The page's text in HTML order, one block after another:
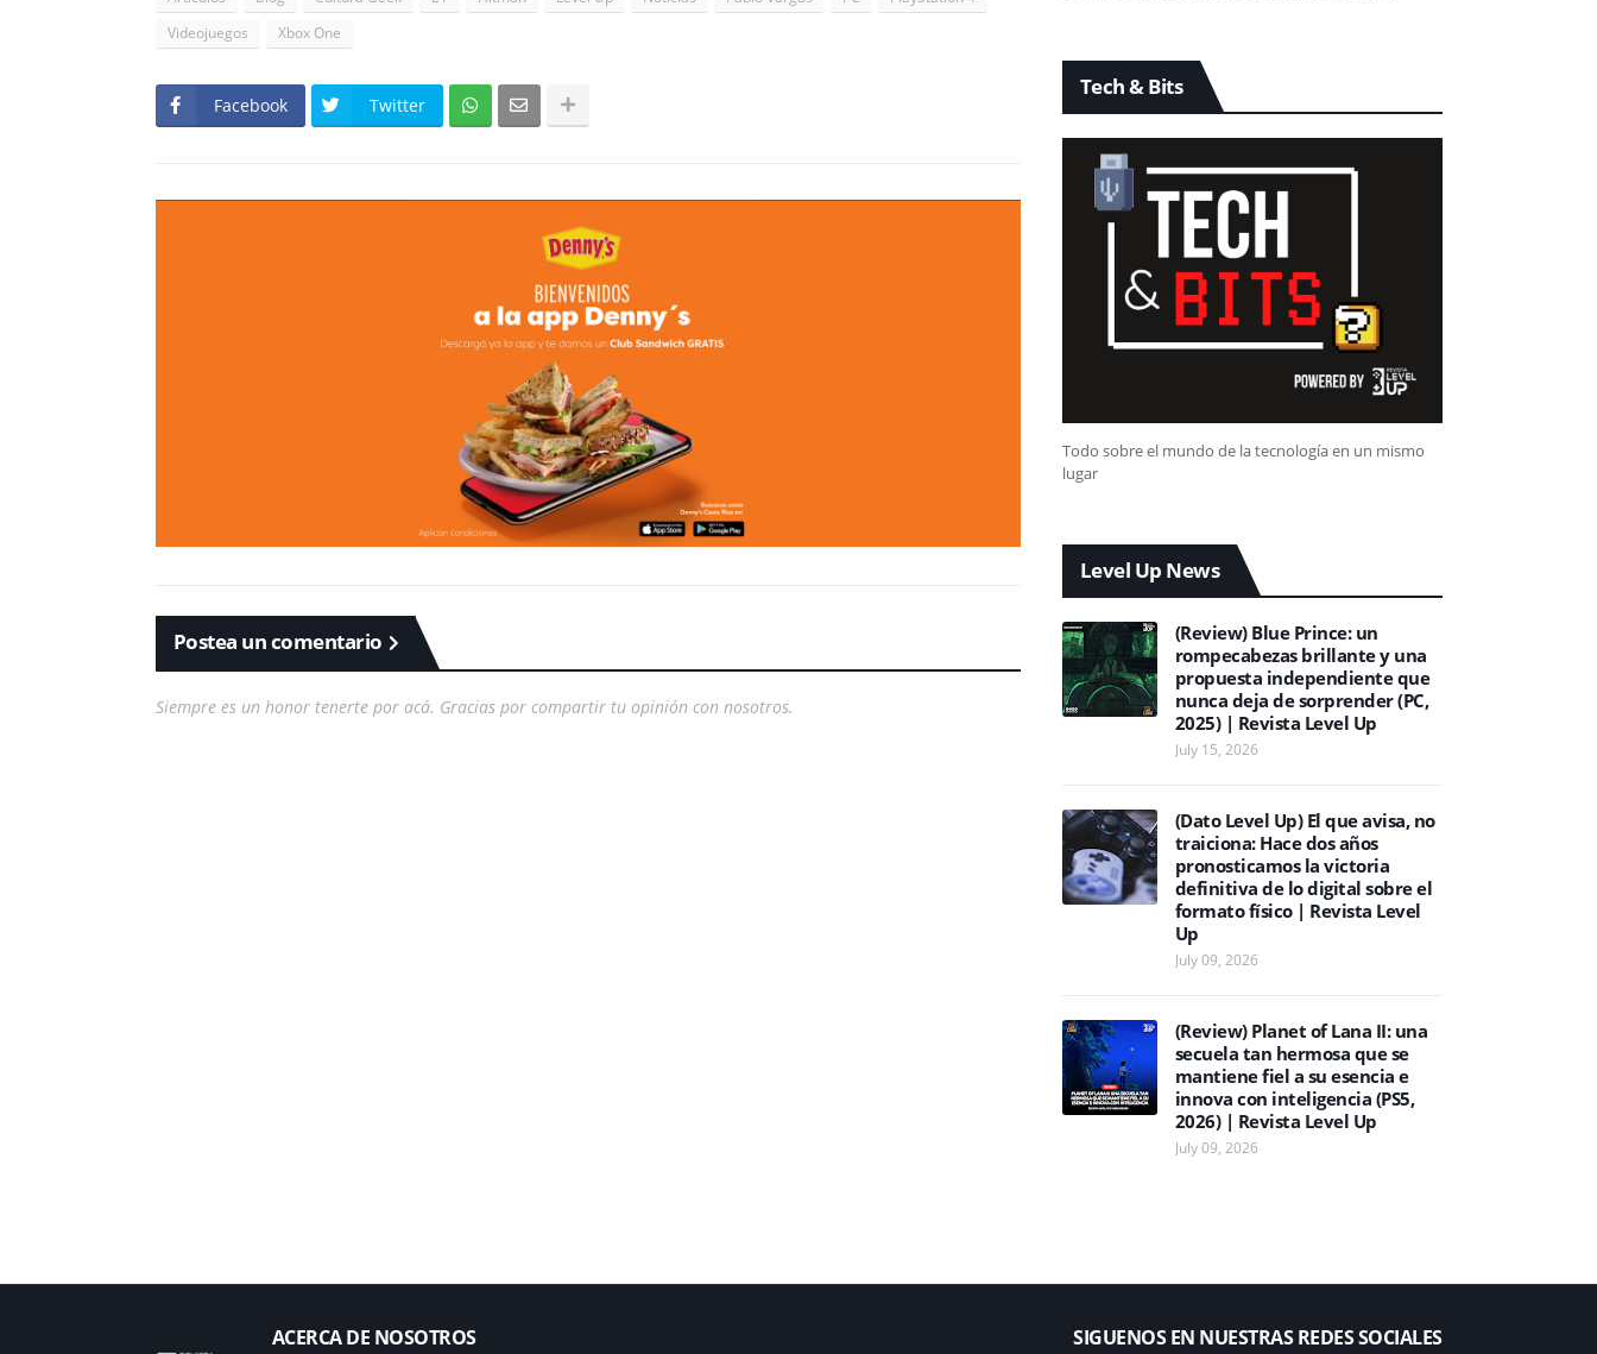
Videojuegos
Xbox One
Facebook Twitter
Postea un comentario
Siempre es un honor tenerte por acá. Gracias por compartir tu opinión con nosotros.
Tech & Bits
Todo sobre el mundo de la tecnología en un mismo
lugar
Level Up News
(Review) Blue Prince: un
rompecabezas brillante y una
propuesta independiente que
nunca deja de sorprender (PC,
2025) | Revista Level Up
July 15, 2026
(Dato Level Up) El que avisa, no
traiciona: Hace dos años
pronosticamos la victoria
definitiva de lo digital sobre el
formato físico | Revista Level
Up
July 09, 2026
(Review) Planet of Lana II: una
secuela tan hermosa que se
mantiene fiel a su esencia e
innova con inteligencia (PS5,
2026) | Revista Level Up
July 09, 2026
ACERCA DE NOSOTROS SIGUENOS EN NUESTRAS REDES SOCIALES